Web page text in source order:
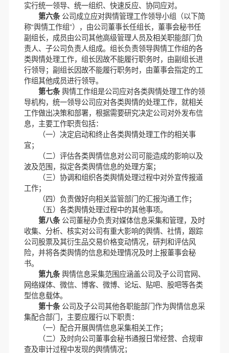
实行统一领导、统一组织、快速反应、协同应对。
第六条公司成立应对舆情管理工作领导小组（以下简
称“舆情工作组”），由公司董事长任组长，董事会秘书任
副组长，成员由公司其他高级管理人员及相关职能部门负
责人、子公司负责人组成。组长负责领导舆情工作组的各
类舆情处理工作，组长因故不能履行职务时，由副组长进
行领导；副组长因故不能履行职务时，由董事会指定的工
作组其他成员进行领导。
第七条舆情工作组是公司应对各类舆情处理工作的领
导机构，统一领导公司应对各类舆情的处理工作，就相关
工作做出决策和部署，根据需要研究决定公司对外发布信
息，主要工作职责包括：
（一）决定启动和终止各类舆情处理工作的相关事
宜；
（二）评估各类舆情信息对公司可能造成的影响以及
波及范围，拟定各类舆情信息的处理方案；
（三）协调和组织各类舆情处理过程中对外宣传报道
工作；
（四）负责做好向相关监管部门的汇报沟通工作；
（五）各类舆情处理过程中的其他事项。
第八条公司董秘办负责对媒体信息采集和管理，及时
收集、分析、核实对公司有重大影响的舆情、社情，跟踪
公司股票及其衍生品交易价格变动情况，研判和评估风
险，并将各类舆情的信息和处理情况及时上报董事会秘
书。
第九条舆情信息采集范围应涵盖公司及子公司官网、
网络媒体、微信、博客、微博、论坛、贴吧、股吧等各类
型信息载体。
第十条公司及子公司其他各职能部门作为舆情信息采
集配合部门，主要应履行以下职责：
（一）配合开展舆情信息采集相关工作；
（二）及时向公司董事会秘书通报日常经营、合规审
查及审计过程中发现的舆情情况；